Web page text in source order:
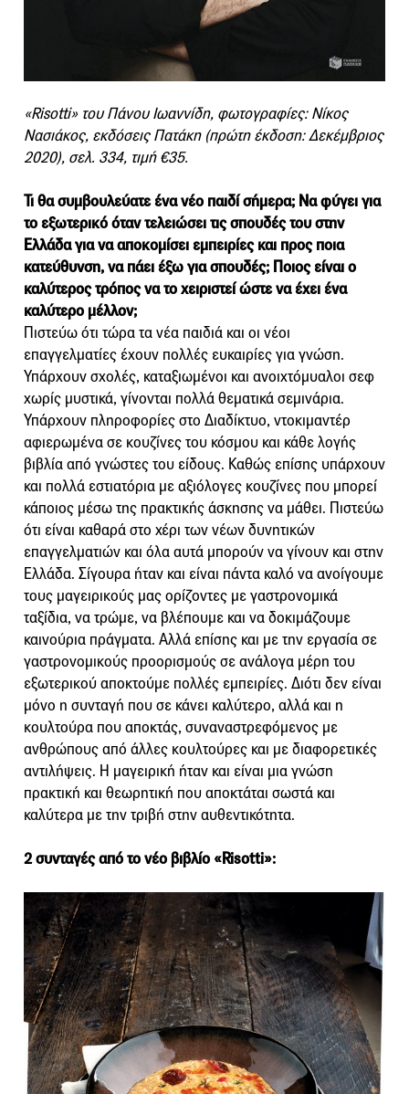
«Risotti» του Πάνου Ιωαννίδη, φωτογραφίες: Νίκος
Νασιάκος, εκδόσεις Πατάκη (πρώτη έκδοση: Δεκέμβριος
2020), σελ. 334, τιμή €35.
Τι θα συμβουλεύατε ένα νέο παιδί σήμερα; Να φύγει για
το εξωτερικό όταν τελειώσει τις σπουδές του στην
Ελλάδα για να αποκομίσει εμπειρίες και προς ποια
κατεύθυνση, να πάει έξω για σπουδές; Ποιος είναι ο
καλύτερος τρόπος να το χειριστεί ώστε να έχει ένα
καλύτερο μέλλον;
Πιστεύω ότι τώρα τα νέα παιδιά και οι νέοι
επαγγελματίες έχουν πολλές ευκαιρίες για γνώση.
Υπάρχουν σχολές, καταξιωμένοι και ανοιχτόμυαλοι σεφ
χωρίς μυστικά, γίνονται πολλά θεματικά σεμινάρια.
Υπάρχουν πληροφορίες στο Διαδίκτυο, ντοκιμαντέρ
αφιερωμένα σε κουζίνες του κόσμου και κάθε λογής
βιβλία από γνώστες του είδους. Καθώς επίσης υπάρχουν
και πολλά εστιατόρια με αξιόλογες κουζίνες που μπορεί
κάποιος μέσω της πρακτικής άσκησης να μάθει. Πιστεύω
ότι είναι καθαρά στο χέρι των νέων δυνητικών
επαγγελματιών και όλα αυτά μπορούν να γίνουν και στην
Ελλάδα. Σίγουρα ήταν και είναι πάντα καλό να ανοίγουμε
τους μαγειρικούς μας ορίζοντες με γαστρονομικά
ταξίδια, να τρώμε, να βλέπουμε και να δοκιμάζουμε
καινούρια πράγματα. Αλλά επίσης και με την εργασία σε
γαστρονομικούς προορισμούς σε ανάλογα μέρη του
εξωτερικού αποκτούμε πολλές εμπειρίες. Διότι δεν είναι
μόνο η συνταγή που σε κάνει καλύτερο, αλλά και η
κουλτούρα που αποκτάς, συναναστρεφόμενος με
ανθρώπους από άλλες κουλτούρες και με διαφορετικές
αντιλήψεις. Η μαγειρική ήταν και είναι μια γνώση
πρακτική και θεωρητική που αποκτάται σωστά και
καλύτερα με την τριβή στην αυθεντικότητα.
2 συνταγές από το νέο βιβλίο «Risotti»: